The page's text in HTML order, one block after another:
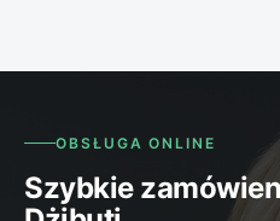
OBSŁUGA ONLINE
Szybkie